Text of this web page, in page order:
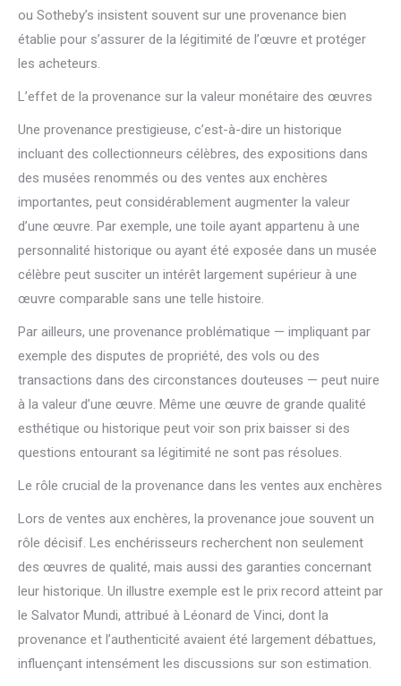
ou Sotheby’s insistent souvent sur une provenance bien
établie pour s’assurer de la légitimité de l’œuvre et protéger
les acheteurs.
L’effet de la provenance sur la valeur monétaire des œuvres
Une provenance prestigieuse, c’est-à-dire un historique
incluant des collectionneurs célèbres, des expositions dans
des musées renommés ou des ventes aux enchères
importantes, peut considérablement augmenter la valeur
d’une œuvre. Par exemple, une toile ayant appartenu à une
personnalité historique ou ayant été exposée dans un musée
célèbre peut susciter un intérêt largement supérieur à une
œuvre comparable sans une telle histoire.
Par ailleurs, une provenance problématique — impliquant par
exemple des disputes de propriété, des vols ou des
transactions dans des circonstances douteuses — peut nuire
à la valeur d’une œuvre. Même une œuvre de grande qualité
esthétique ou historique peut voir son prix baisser si des
questions entourant sa légitimité ne sont pas résolues.
Le rôle crucial de la provenance dans les ventes aux enchères
Lors de ventes aux enchères, la provenance joue souvent un
rôle décisif. Les enchérisseurs recherchent non seulement
des œuvres de qualité, mais aussi des garanties concernant
leur historique. Un illustre exemple est le prix record atteint par
le Salvator Mundi, attribué à Léonard de Vinci, dont la
provenance et l’authenticité avaient été largement débattues,
influençant intensément les discussions sur son estimation.